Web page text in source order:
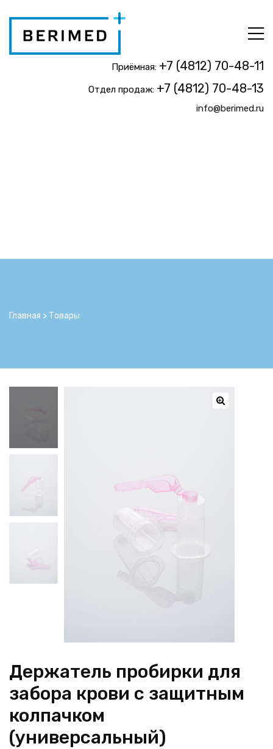
Приёмная: +7 (4812) 70-48-11
Отдел продаж: +7 (4812) 70-48-13
info@berimed.ru
Главная > Товары
Держатель пробирки для
забора крови с защитным
колпачком
(универсальный)